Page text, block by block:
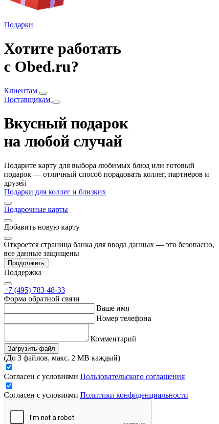
Подарки
Хотите работать
с Obed.ru?
Клиентам
Поставщикам
Вкусный подарок
на любой случай
Подарите карту для выбора любимых блюд или готовый
подарок — отличный способ порадовать коллег, партнёров и
друзей
Подарки для коллег и близких
Подарочные карты
Добавить новую карту
Откроется страница банка для ввода данных — это безопасно,
все данные защищены
Продолжить
Поддержка
+7 (495) 783-48-33
Форма обратной связи
Ваше имя
Номер телефона
Комментарий
Загрузить файл
(До 3 файлов, макс. 2 MB каждый)
Согласен с условиями Пользовательского соглашения
Согласен с условиями Политики конфиденциальности